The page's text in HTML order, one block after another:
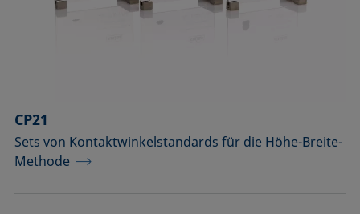
CP21
Sets von Kontaktwinkelstandards für die Höhe-Breite-
Methode